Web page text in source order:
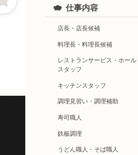
仕事内容
店長・店長候補
料理長・料理長候補
レストランサービス・ホール
スタッフ
キッチンスタッフ
調理見習い・調理補助
寿司職人
鉄板調理
うどん職人・そば職人